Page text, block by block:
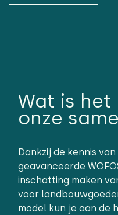
Wat is het
onze
Dankzij de kennis van
geavanceerde
inschatting maken
voor
model kun je aan de